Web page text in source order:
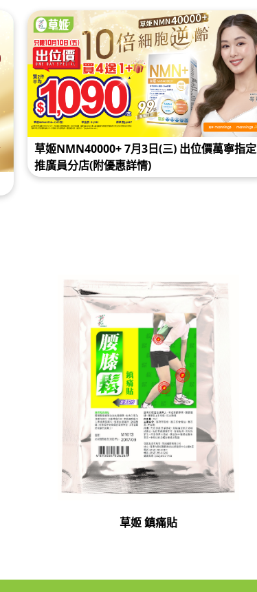
草姬NMN40000+ 7月3日(三) 出位價萬寧指定
推廣員分店(附優惠詳情)
草姬 鎮痛貼